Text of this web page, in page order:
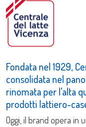
Fondata nel 1929,
consolidata nel
rinomata per l'alta
prodotti lattiero-
Oggi, il brand opera in